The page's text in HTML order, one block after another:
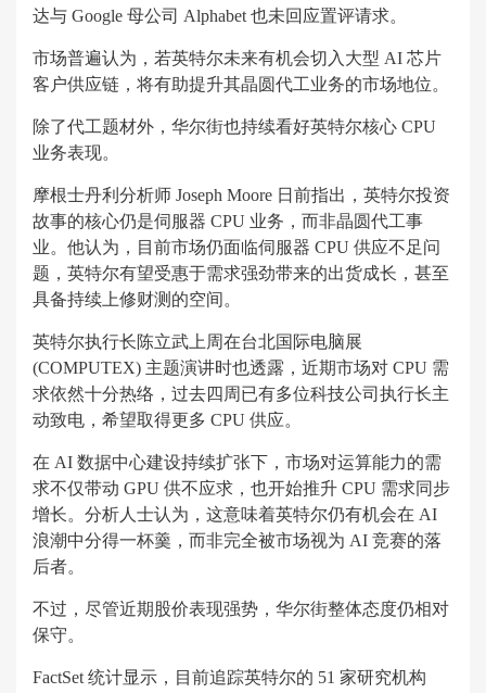
达与 Google 母公司 Alphabet 也未回应置评请求。
市场普遍认为，若英特尔未来有机会切入大型 AI 芯片
客户供应链，将有助提升其晶圆代工业务的市场地位。
除了代工题材外，华尔街也持续看好英特尔核心 CPU
业务表现。
摩根士丹利分析师 Joseph Moore 日前指出，英特尔投资
故事的核心仍是伺服器 CPU 业务，而非晶圆代工事
业。他认为，目前市场仍面临伺服器 CPU 供应不足问
题，英特尔有望受惠于需求强劲带来的出货成长，甚至
具备持续上修财测的空间。
英特尔执行长陈立武上周在台北国际电脑展
(COMPUTEX) 主题演讲时也透露，近期市场对 CPU 需
求依然十分热络，过去四周已有多位科技公司执行长主
动致电，希望取得更多 CPU 供应。
在 AI 数据中心建设持续扩张下，市场对运算能力的需
求不仅带动 GPU 供不应求，也开始推升 CPU 需求同步
增长。分析人士认为，这意味着英特尔仍有机会在 AI
浪潮中分得一杯羹，而非完全被市场视为 AI 竞赛的落
后者。
不过，尽管近期股价表现强势，华尔街整体态度仍相对
保守。
FactSet 统计显示，目前追踪英特尔的 51 家研究机构